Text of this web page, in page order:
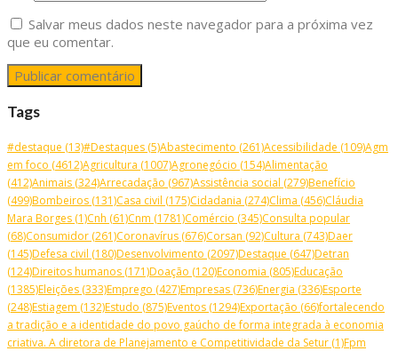
Salvar meus dados neste navegador para a próxima vez
que eu comentar.
Tags
#destaque (13)#Destaques (5)Abastecimento (261)Acessibilidade (109)Agm
em foco (4612)Agricultura (1007)Agronegócio (154)Alimentação
(412)Animais (324)Arrecadação (967)Assistência social (279)Benefício
(499)Bombeiros (131)Casa civil (175)Cidadania (274)Clima (456)Cláudia
Mara Borges (1)Cnh (61)Cnm (1781)Comércio (345)Consulta popular
(68)Consumidor (261)Coronavírus (676)Corsan (92)Cultura (743)Daer
(145)Defesa civil (180)Desenvolvimento (2097)Destaque (647)Detran
(124)Direitos humanos (171)Doação (120)Economia (805)Educação
(1385)Eleições (333)Emprego (427)Empresas (736)Energia (336)Esporte
(248)Estiagem (132)Estudo (875)Eventos (1294)Exportação (66)fortalecendo
a tradição e a identidade do povo gaúcho de forma integrada à economia
criativa. A diretora de Planejamento e Competitividade da Setur (1)Fpm